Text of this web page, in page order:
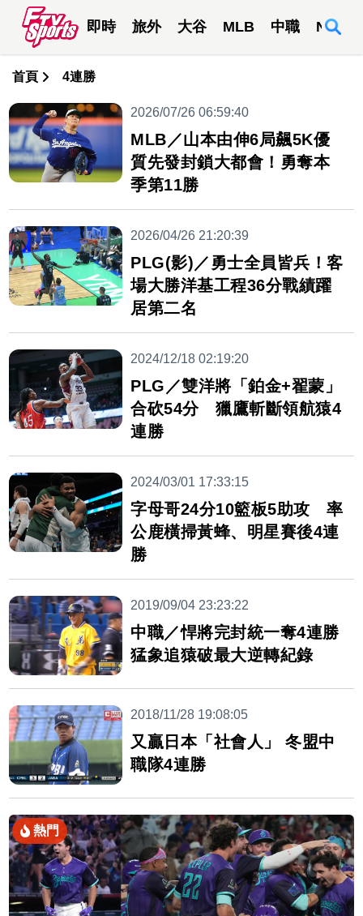
即時 旅外 大谷 MLB 中職 NBA
首頁 4連勝
2026/07/26 06:59:40
MLB／山本由伸6局飆5K優
質先發封鎖大都會！勇奪本
季第11勝
2026/04/26 21:20:39
PLG(影)／勇士全員皆兵！客
場大勝洋基工程36分戰績躍
居第二名
2024/12/18 02:19:20
PLG／雙洋將「鉑金+翟蒙」
合砍54分 獵鷹斬斷領航猿4
連勝
2024/03/01 17:33:15
字母哥24分10籃板5助攻 率
公鹿橫掃黃蜂、明星賽後4連
勝
2019/09/04 23:23:22
中職／悍將完封統一奪4連勝
猛象追猿破最大逆轉紀錄
2018/11/28 19:08:05
又贏日本「社會人」 冬盟中
職隊4連勝
熱門